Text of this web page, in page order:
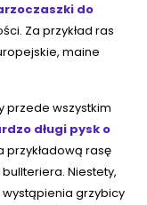
do
Za przykład ras
maine
przede wszystkim
długi pysk o
przykładową rasę
Niestety,
grzybicy